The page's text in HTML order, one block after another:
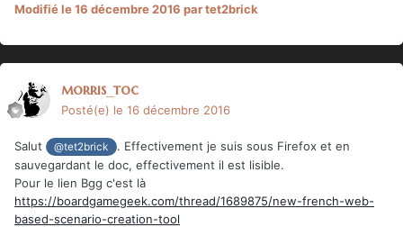
Modifiéle 16 décembre 2016 par tet2brick
morris_toc
Posté(e) le 16 décembre 2016
Salut @tet2brick
. Effectivement je suis sous Firefox et en
sauvegardant le doc, effectivement il est lisible.
Pour le lien Bgg c'est là
https://boardgamegeek.com/thread/1689875/new-french-web-
based-scenario-creation-tool